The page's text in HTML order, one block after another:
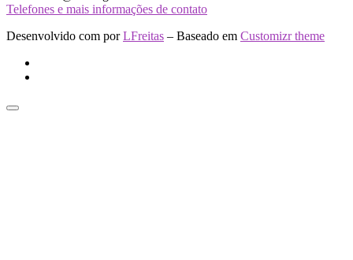
Telefones e mais informações de contato
Desenvolvido com porLFreitas – Baseado em Customizr theme